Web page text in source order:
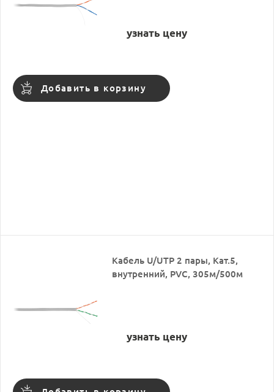
узнать цену
Добавить в корзину
Кабель U/UTP 2 пары, Кат.5,
внутренний, PVC, 305м/500м
узнать цену